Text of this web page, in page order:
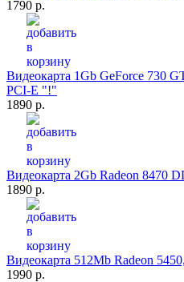
1790 р.
Видеокарта 1Gb GeForce 730
PCI-E "!"
1890 р.
Видеокарта 2Gb Radeon 8470
1890 р.
Видеокарта 512Mb Radeon
1990 р.